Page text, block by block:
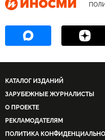
Ангела Меркель Михаил
Майкл Флинн Сергей
ОПЕК RT
Открытая Россия
Договор о ракетах средней и
СМИ Испаниии
КАТАЛОГ ИЗДАНИЙ
ЗАРУБЕЖНЫЕ ЖУРНАЛИСТЫ
О ПРОЕКТЕ
РЕКЛАМОДАТЕЛЯМ
ПОЛИТИКА